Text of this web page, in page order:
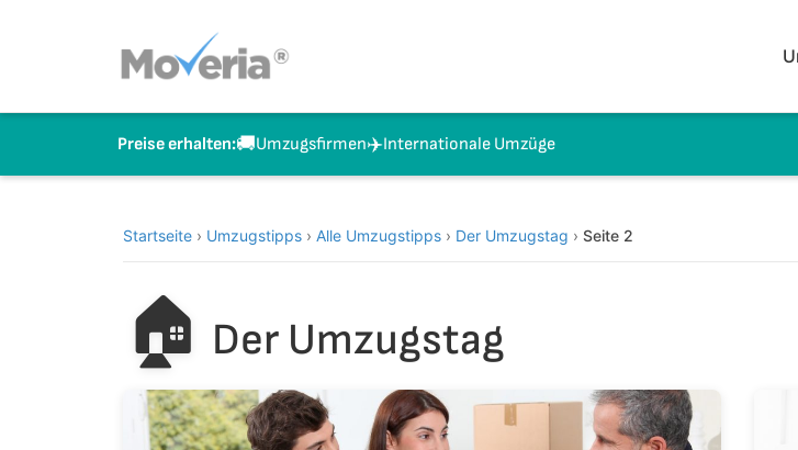
Preise erhalten:🚚Umzugsfirmen✈️Internationale Umzüge
Startseite › Umzugstipps › Alle Umzugstipps › Der Umzugstag › Seite 2
🏠 Der Umzugstag